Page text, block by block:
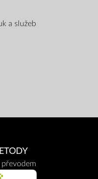
a služeb
převodem